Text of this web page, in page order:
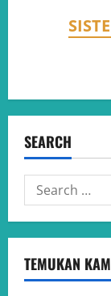
SEARCH
Search
for:
TEMUKAN